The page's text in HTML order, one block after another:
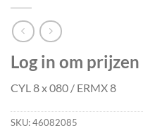
Log in om
CYL 8 x 080 / ERMX 8
SKU:46082085